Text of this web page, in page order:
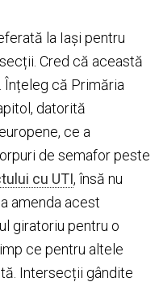
la Iași pentru
Cred că această
Înțeleg că Primăria
datorită
ce a
de semafor peste
cu UTI, însă nu
amenda acest
giratoriu pentru o
ce pentru altele
Intersecții gândite